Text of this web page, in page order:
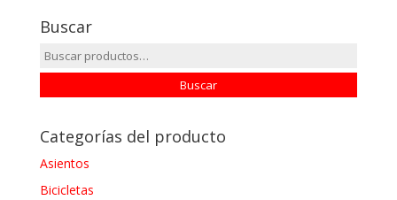
Buscar
Buscar
por:
Buscar
Categorías del producto
Asientos
Bicicletas